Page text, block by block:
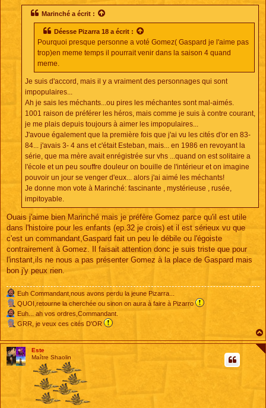
Marinché a écrit :
Déesse Pizarra 18 a écrit :
Pourquoi presque personne a voté Gomez( Gaspard je l'aime pas
trop)en meme temps il pourrait venir dans la saison 4 quand
meme.
Je suis d'accord, mais il y a vraiment des personnages qui sont
impopulaires...
Ah je sais les méchants...ou pires les méchantes sont mal-aimés.
1001 raison de préférer les héros, mais comme je suis à contre courant,
je me plais depuis toujours à aimer les impopulaires...
J'avoue également que la première fois que j'ai vu les cités d'or en 83-
84... j'avais 3- 4 ans et c'était Esteban, mais... en 1986 en revoyant la
série, que ma mère avait enrégistrée sur vhs ...quand on est solitaire a
l'école et un peu souffre douleur on bouille de l'intérieur et on imagine
pouvoir un jour se venger d'eux... alors j'ai aimé les méchants!
Je donne mon vote à Marinché: fascinante , mystérieuse , rusée,
impitoyable.
Ouais j'aime bien Marinché mais je préfère Gomez parce qu'il est utile
dans l'histoire pour les enfants (ep.32 je crois) et il est sérieux vu que
c'est un commandant,Gaspard fait un peu le débile ou l'égoiste
contrairement à Gomez. Il faisait attention donc je suis triste que pour
l'instant,ils ne nous a pas présenter Gomez à la place de Gaspard mais
bon j'y peux rien.
Euh Commandant,nous avons perdu la jeune Pizarra...
QUOI,retourne la cherchée ou sinon on aura à faire à Pizarro
Euh... ah vos ordres,Commandant.
GRR, je veux ces cités D'OR
Este
Maître Shaolin